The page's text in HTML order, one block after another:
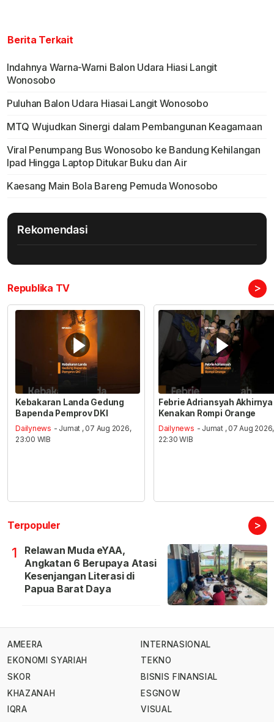
Berita Terkait
Indahnya Warna-Warni Balon Udara Hiasi Langit
Wonosobo
Puluhan Balon Udara Hiasai Langit Wonosobo
MTQ Wujudkan Sinergi dalam Pembangunan Keagamaan
Viral Penumpang Bus Wonosobo ke Bandung Kehilangan
Ipad Hingga Laptop Ditukar Buku dan Air
Kaesang Main Bola Bareng Pemuda Wonosobo
Rekomendasi
Republika TV >
Kebakaran Landa Gedung
Bapenda Pemprov DKI
Dailynews - Jumat , 07 Aug 2026,
23:00 WIB
Febrie Adriansyah Akhirnya
Kenakan Rompi Orange
Dailynews - Jumat , 07 Aug 2026,
22:30 WIB
Terpopuler >
1
Relawan Muda eYAA,
Angkatan 6 Berupaya Atasi
Kesenjangan Literasi di
Papua Barat Daya
AMEERA
EKONOMI SYARIAH
SKOR
KHAZANAH
IQRA
INTERNASIONAL
TEKNO
BISNIS FINANSIAL
ESGNOW
VISUAL